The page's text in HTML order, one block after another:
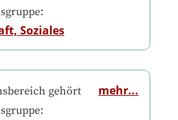
Soziales
gehört
mehr...